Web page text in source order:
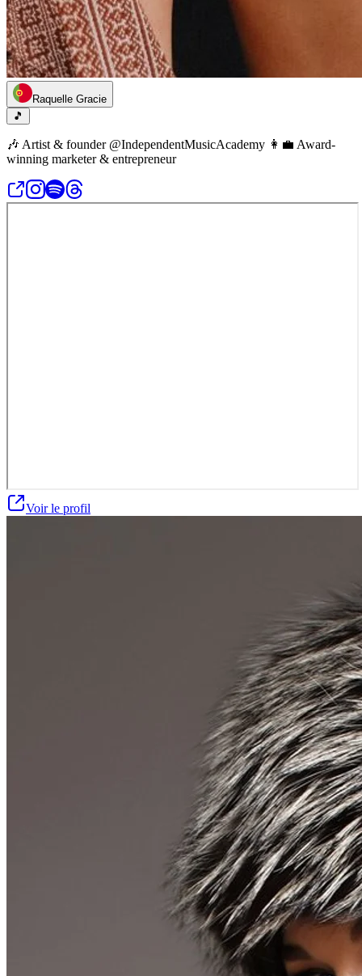
Raquelle Gracie
🎵
🎶 Artist & founder @IndependentMusicAcademy 👩‍💼 Award-
winning marketer & entrepreneur
Voir le profil